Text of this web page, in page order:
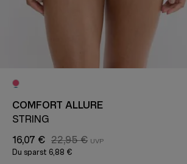
COMFORT ALLURE
STRING
16,07 € 22,95 €
Du sparst 6,88 €